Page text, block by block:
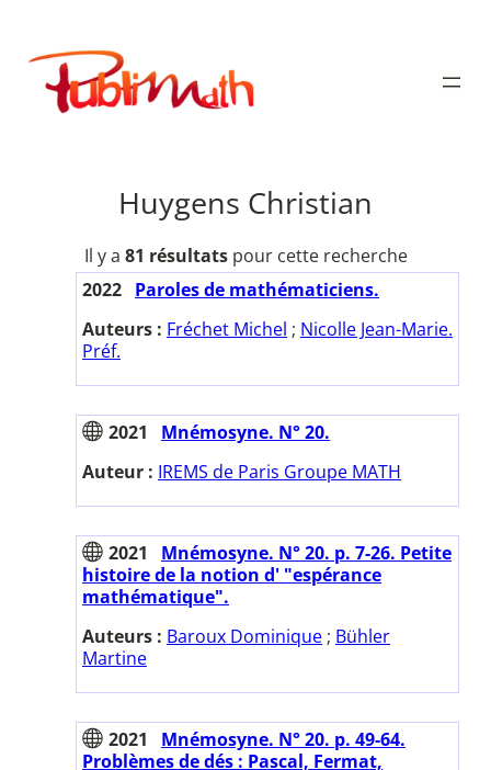
contenu
Publimath
Huygens Christian
Il y a 81 résultatspour cette recherche
2022 Paroles de mathématiciens.
Auteurs : Fréchet Michel ; Nicolle Jean-Marie.
Préf.
2021
Mnémosyne. N° 20.
Auteur : IREMS de Paris Groupe MATH
2021
Mnémosyne. N° 20. p. 7-26. Petite
histoire de la notion d' "espérance
mathématique".
Auteurs : Baroux Dominique ; Bühler
Martine
2021
Mnémosyne. N° 20. p. 49-64.
Problèmes de dés : Pascal, Fermat,